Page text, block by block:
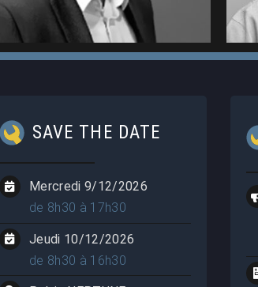
SAVE THE DATE
Mercredi 9/12/2026
de 8h30 à 17h30
Jeudi 10/12/2026
de 8h30 à 16h30